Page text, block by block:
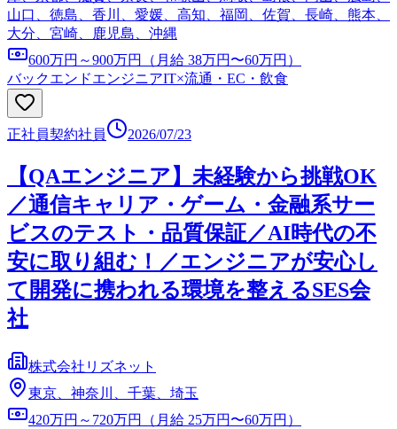
山口、徳島、香川、愛媛、高知、福岡、佐賀、長崎、熊本、
大分、宮崎、鹿児島、沖縄
600万円～900万円（月給 38万円〜60万円）
バックエンドエンジニアIT×流通・EC・飲食
正社員契約社員 2026/07/23
【QAエンジニア】未経験から挑戦OK
／通信キャリア・ゲーム・金融系サー
ビスのテスト・品質保証／AI時代の不
安に取り組む！／エンジニアが安心し
て開発に携われる環境を整えるSES会
社
株式会社リズネット
東京、神奈川、千葉、埼玉
420万円～720万円（月給 25万円〜60万円）